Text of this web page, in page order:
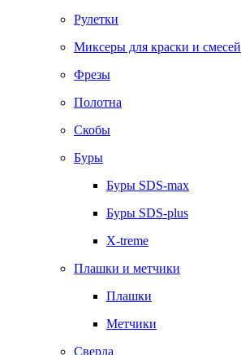
Рулетки
Миксеры для краски и смесей
Фрезы
Полотна
Скобы
Буры
Буры SDS-max
Буры SDS-plus
X-treme
Плашки и метчики
Плашки
Метчики
Сверла